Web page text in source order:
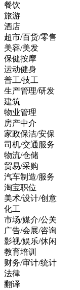
餐饮
旅游
酒店
超市/百货/零售
美容/美发
保健按摩
运动健身
普工/技工
生产管理/研发
建筑
物业管理
房产中介
家政保洁/安保
司机/交通服务
物流/仓储
贸易/采购
汽车制造/服务
淘宝职位
美术/设计/创意
化工
市场/媒介/公关
广告/会展/咨询
影视/娱乐/休闲
教育培训
财务/审计/统计
法律
翻译